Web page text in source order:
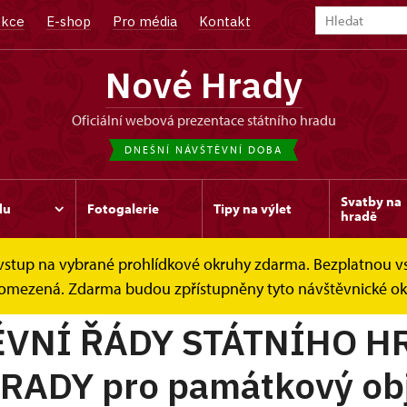
E-shop Pro média Kontakt
Nové Hrady
oficiální webová prezentace státního hradu
DNEŠNÍ NÁVŠTĚVNÍ DOBA
Fotogalerie Tipy na výlet
Svatby na
hradě
na vybrané prohlídkové okruhy zdarma. Bezplatnou
Zdarma budou zpřístupněny tyto návštěvnické
ŘÁDY STÁTNÍHO
pro památkový